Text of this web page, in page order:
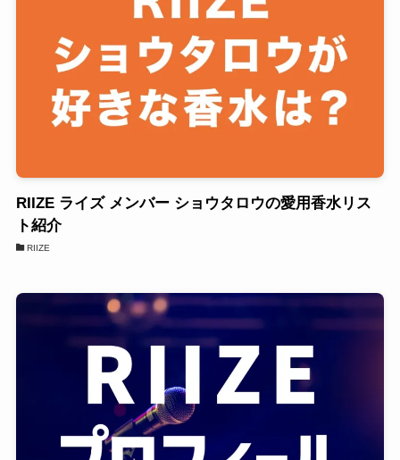
RIIZE ライズ メンバー ショウタロウの愛用香水リス
ト紹介
RIIZE